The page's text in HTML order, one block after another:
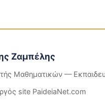
Ζαμπέλης
Μαθηματικών —
site PaideiaNet.com